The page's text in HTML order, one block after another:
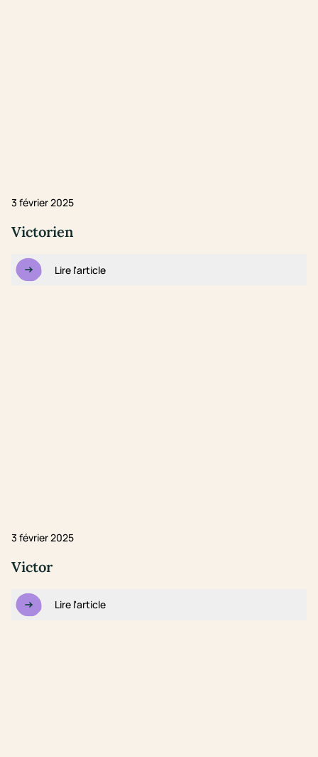
3 février 2025
Victorien
Lire l'article
3 février 2025
Victor
Lire l'article